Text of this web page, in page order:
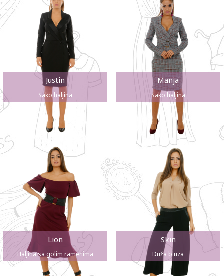
Justin
Sako haljina
Manja
Sako haljina
Lion
Haljina sa golim ramenima
Skin
Duža bluza